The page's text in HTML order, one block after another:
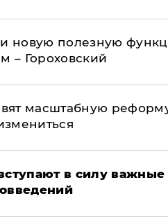
новую полезную
– Гороховский
масштабную
в силу